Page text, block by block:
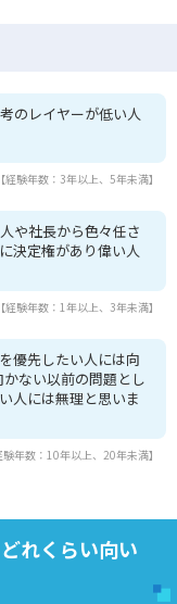
のレイヤーが低い人
経験年数：3年以上、5年未満】
や社長から色々任さ
決定権があり偉い人
験年数：1年以上、3年未満】
優先したい人には向
ない以前の問題とし
人には無理と思いま
年数：10年以上、20年未満】
れくらい向い